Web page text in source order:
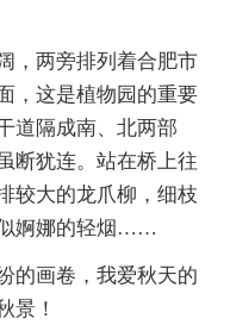
，两旁排列着合肥市
，这是植物园的重要
道隔成南、北两部
断犹连。站在桥上往
较大的龙爪柳，细枝
婀娜的轻烟……
的画卷，我爱秋天的
景！